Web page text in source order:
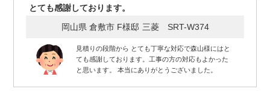
とても感謝しております。
岡山県 倉敷市 F様邸 三菱 SRT-W374
見積りの段階から とても丁寧な対応で森山様にはと
ても感謝しております。工事の方の対応もよかった
と思います。 本当にありがとうございました。